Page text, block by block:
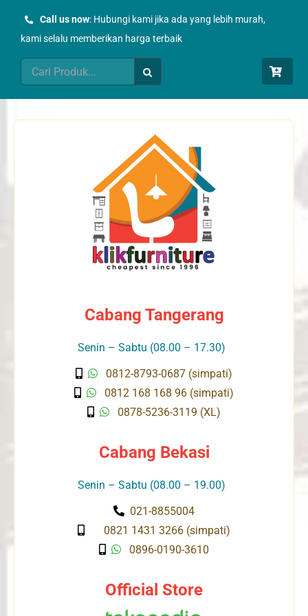
Call us now: Hubungi kami jika ada yang lebih murah,
kami selalu memberikan harga terbaik
Search
for:
Cabang Tangerang
Senin – Sabtu (08.00 – 17.30)
0812-8793-0687 (simpati)
0812 168 168 96 (simpati)
0878-5236-3119 (XL)
Cabang Bekasi
Senin – Sabtu (08.00 – 19.00)
021-8855004
0821 1431 3266 (simpati)
0896-0190-3610
Official Store